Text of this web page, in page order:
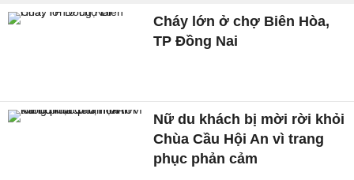
Cháy lớn ở chợ Biên Hòa,
TP Đồng Nai
Nữ du khách bị mời rời khỏi
Chùa Cầu Hội An vì trang
phục phản cảm